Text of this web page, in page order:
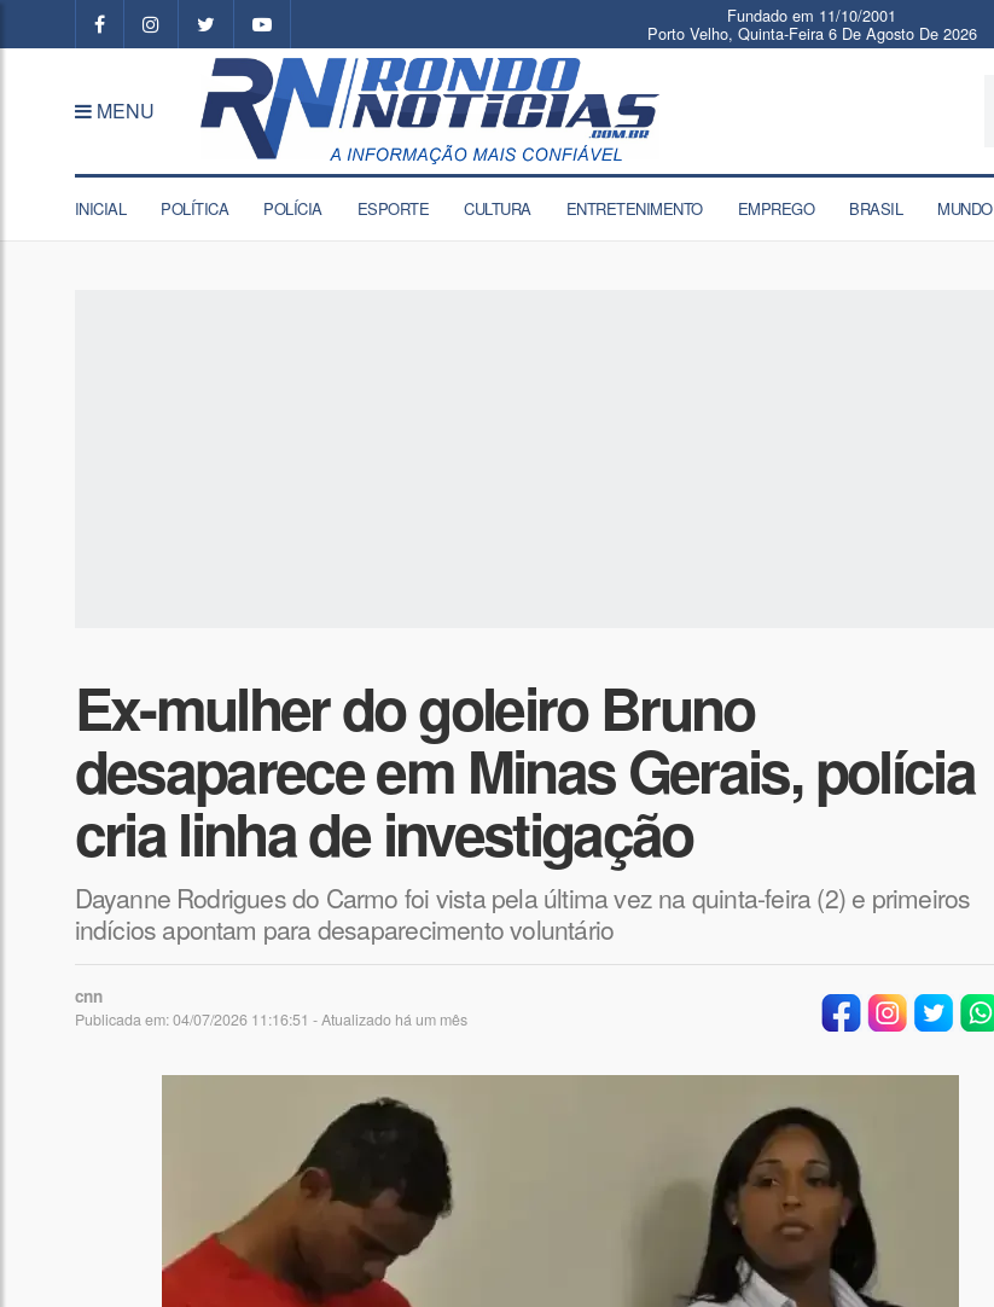
Fundado em 11/10/2001
Porto Velho, Quinta-Feira 6 De Agosto De 2026
MENU
INICIAL POLÍTICA POLÍCIA ESPORTE CULTURA ENTRETENIMENTO EMPREGO BRASIL MUNDO
Ex-mulher do goleiro Bruno
desaparece em Minas Gerais, polícia
cria linha de investigação
Dayanne Rodrigues do Carmo foi vista pela última vez na quinta-feira (2) e primeiros
indícios apontam para desaparecimento voluntário
cnn
Publicada em: 04/07/2026 11:16:51 - Atualizado há um mês